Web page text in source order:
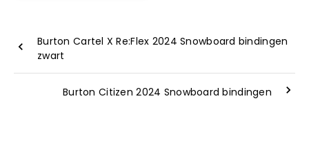
Burton Cartel X Re:Flex 2024 Snowboard bindingen
zwart
Burton Citizen 2024 Snowboard bindingen